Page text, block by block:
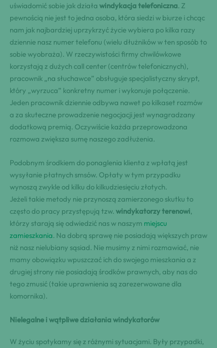
uświadomić sobie jak działa windykacja telefoniczna. Z
pewnością nie jest to jedna osoba, która siedzi w biurze i chcąc
nam jak najbardziej uprzykrzyć życie wybiera po kilka razy
dziennie nasz numer telefonu (wielu dłużników w ten sposób to
sobie wyobraża). W rzeczywistości firmy chwilówkowe
korzystają z dużych call center (centrów telefonicznych),
pracownik „na słuchawce” obsługuje specjalistyczny skrypt,
który „wyrzuca” konkretny numer i wykonuje połączenie.
Jeden pracownik dziennie odbywa nawet po kilkaset rozmów
a za skuteczne prowadzenie negocjacji jest wynagradzany
dodatkową premią. Oczywiście każda przeprowadzona
rozmowa zwiększa sumę naszego zadłużenia.
Podobnym środkiem do ponaglenia klienta z wpłatą jest
wysyłanie płatnych smsów. Opłaty w tym przypadku
wynoszą zwykle od kilku do kilkudziesięciu złotych.
Jeżeli takie metody nie przynoszą zamierzonego skutku to
często do pracy przystępują tzw. windykatorzy terenowi,
którzy starają się odwiedzić nas w naszym miejscu
zamieszkania. Na dobrą sprawę nie posiadają większych praw
niż nasz nielubiany sąsiad. Nie musimy z nimi rozmawiać, nie
mamy obowiązku wpuszczać ich do swojego mieszkania a z
drugiej strony nie posiadają środków prawnych, aby nas do
tego zmusić (takie uprawnienia są zarezerwowane dla
komornika).
Nielegalne i wątpliwe działania windykatorów
W życiu spotykamy się z różnymi sytuacjami. Były przypadki,